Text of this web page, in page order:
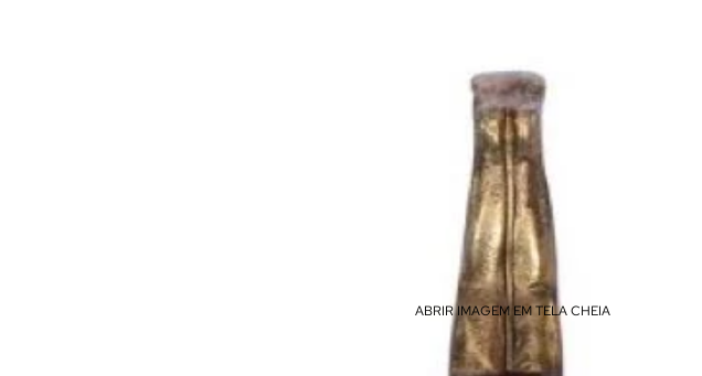
ABRIR IMAGEM EM TELA CHEIA